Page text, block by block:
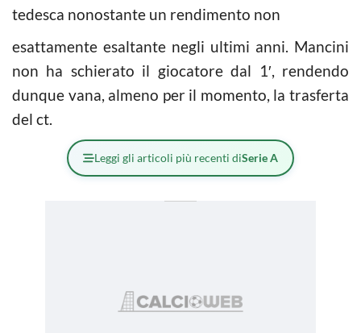
tedesca nonostante un rendimento non
esattamente esaltante negli ultimi anni. Mancini
non ha schierato il giocatore dal 1′, rendendo
dunque vana, almeno per il momento, la trasferta
del ct.
Leggi gli articoli più recenti diSerie A